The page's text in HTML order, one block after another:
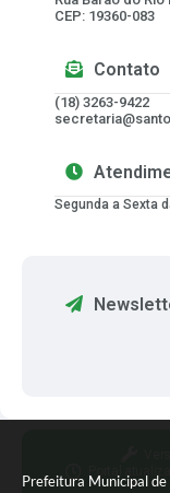
Prefeitura Municipal de
CEP: 19360-083
Contato
(18) 3263-9422
Segunda a Sexta